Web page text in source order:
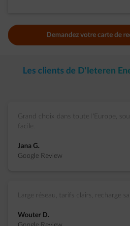
Demandez votre carte de
Les clients de D'Ieteren
Grand choix dans toute l'Europe,
facile.
Jana G.
Google Review
Large réseau, tarifs clairs, recharge
Wouter D.